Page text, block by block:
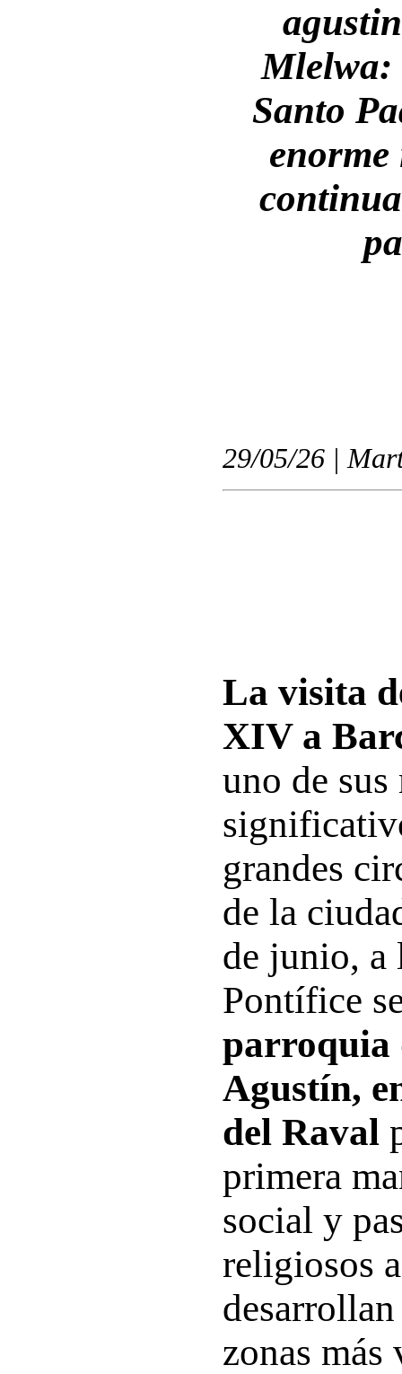
Santo
29/05/26 |
La visita
XIV a
uno de sus
grandes
de la
de junio, a
Pontífice
parroquia
Agustín,
del Raval
primera
social y
religiosos
zonas más